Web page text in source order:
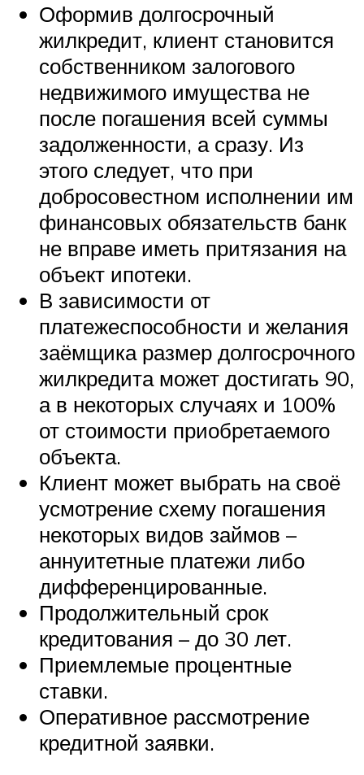
Оформив долгосрочный
жилкредит, клиент становится
собственником залогового
недвижимого имущества не
после погашения всей суммы
задолженности, а сразу. Из
этого следует, что при
добросовестном исполнении им
финансовых обязательств банк
не вправе иметь притязания на
объект ипотеки.
В зависимости от
платежеспособности и желания
заёмщика размер долгосрочного
жилкредита может достигать 90,
а в некоторых случаях и 100%
от стоимости приобретаемого
объекта.
Клиент может выбрать на своё
усмотрение схему погашения
некоторых видов займов –
аннуитетные платежи либо
дифференцированные.
Продолжительный срок
кредитования – до 30 лет.
Приемлемые процентные
ставки.
Оперативное рассмотрение
кредитной заявки.